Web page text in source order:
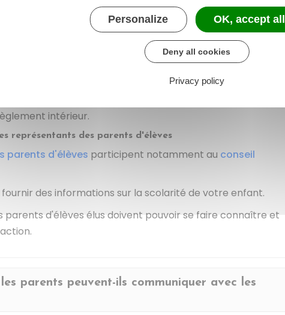
affiché dans l'école, dans un lieu qui vous est
dans un établissement, le règlement intérieur vous
scolaire, par le directeur d'école.
intérieur.
représentants des parents d'élèves
parents d'élèves participent notamment au conseil
des informations sur la scolarité de votre enfant.
parents d'élèves élus doivent pouvoir se faire connaître et
parents peuvent-ils communiquer avec les
Personalize OK, accept all
Deny all cookies
Privacy policy